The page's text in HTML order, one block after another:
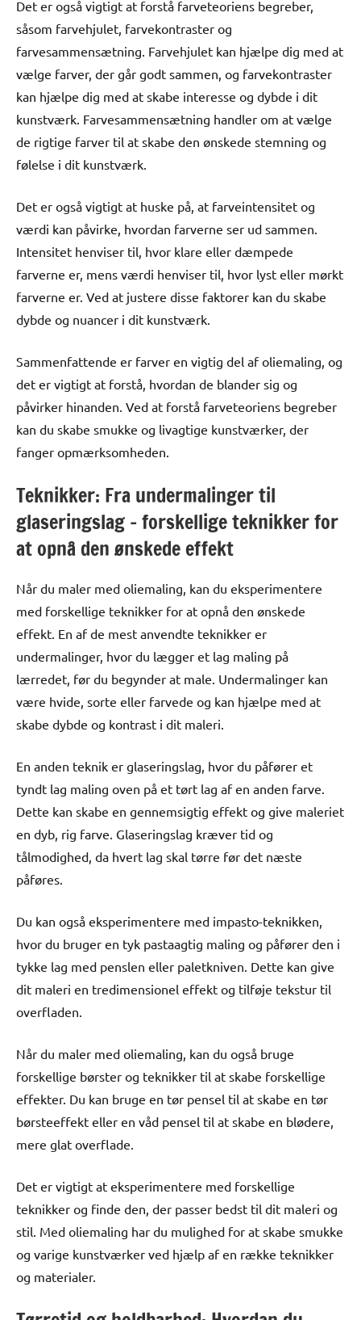
Det er også vigtigt at forstå farveteoriens begreber,
såsom farvehjulet, farvekontraster og
farvesammensætning. Farvehjulet kan hjælpe dig med at
vælge farver, der går godt sammen, og farvekontraster
kan hjælpe dig med at skabe interesse og dybde i dit
kunstværk. Farvesammensætning handler om at vælge
de rigtige farver til at skabe den ønskede stemning og
følelse i dit kunstværk.
Det er også vigtigt at huske på, at farveintensitet og
værdi kan påvirke, hvordan farverne ser ud sammen.
Intensitet henviser til, hvor klare eller dæmpede
farverne er, mens værdi henviser til, hvor lyst eller mørkt
farverne er. Ved at justere disse faktorer kan du skabe
dybde og nuancer i dit kunstværk.
Sammenfattende er farver en vigtig del af oliemaling, og
det er vigtigt at forstå, hvordan de blander sig og
påvirker hinanden. Ved at forstå farveteoriens begreber
kan du skabe smukke og livagtige kunstværker, der
fanger opmærksomheden.
Teknikker: Fra undermalinger til
glaseringslag – forskellige teknikker for
at opnå den ønskede effekt
Når du maler med oliemaling, kan du eksperimentere
med forskellige teknikker for at opnå den ønskede
effekt. En af de mest anvendte teknikker er
undermalinger, hvor du lægger et lag maling på
lærredet, før du begynder at male. Undermalinger kan
være hvide, sorte eller farvede og kan hjælpe med at
skabe dybde og kontrast i dit maleri.
En anden teknik er glaseringslag, hvor du påfører et
tyndt lag maling oven på et tørt lag af en anden farve.
Dette kan skabe en gennemsigtig effekt og give maleriet
en dyb, rig farve. Glaseringslag kræver tid og
tålmodighed, da hvert lag skal tørre før det næste
påføres.
Du kan også eksperimentere med impasto-teknikken,
hvor du bruger en tyk pastaagtig maling og påfører den i
tykke lag med penslen eller paletkniven. Dette kan give
dit maleri en tredimensionel effekt og tilføje tekstur til
overfladen.
Når du maler med oliemaling, kan du også bruge
forskellige børster og teknikker til at skabe forskellige
effekter. Du kan bruge en tør pensel til at skabe en tør
børsteeffekt eller en våd pensel til at skabe en blødere,
mere glat overflade.
Det er vigtigt at eksperimentere med forskellige
teknikker og finde den, der passer bedst til dit maleri og
stil. Med oliemaling har du mulighed for at skabe smukke
og varige kunstværker ved hjælp af en række teknikker
og materialer.